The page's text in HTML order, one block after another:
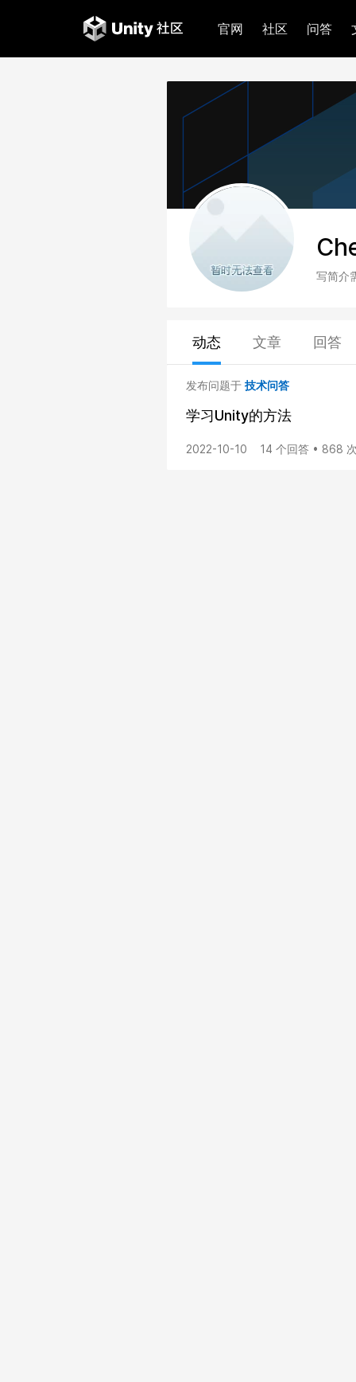
官网 社区 问答
写简介
动态 文章 回答
发布问题于 技术问答
学习Unity的方法
2022-10-10 14 个回答 • 868